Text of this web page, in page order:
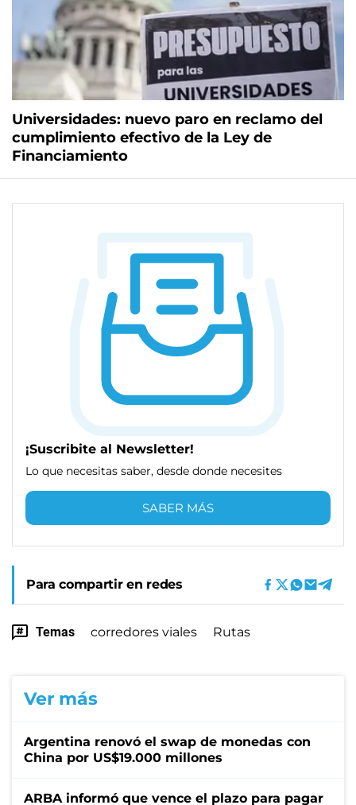
Universidades: nuevo paro en reclamo del
cumplimiento efectivo de la Ley de
Financiamiento
¡Suscribite al Newsletter!
Lo que necesitas saber, desde donde necesites
SABER MÁS
Para compartir en redes
Temas corredores viales Rutas
Ver más
Argentina renovó el swap de monedas con
China por US$19.000 millones
ARBA informó que vence el plazo para pagar